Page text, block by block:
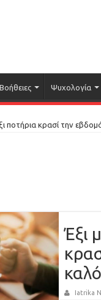
Ψυχολογία
ποτήρια κρασί την
Έξι
Iatrika